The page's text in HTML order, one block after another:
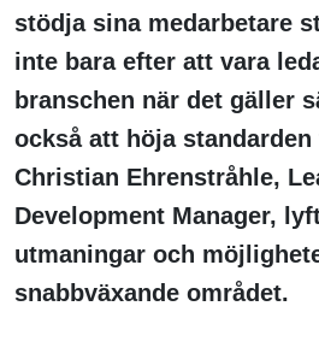
stödja sina medarbetare
inte bara efter att vara
branschen när det gäller
också att höja
Christian Ehrenstråhle,
Development Manager,
utmaningar och
snabbväxande området.